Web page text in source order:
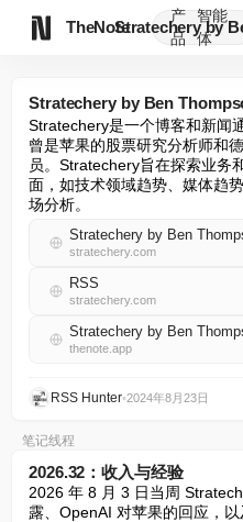
TheNote
产
品
智能
体
Stratechery by Ben
Stratechery是一个博客和新闻
曾是苹果的股票研究分析师和
员。Stratechery旨在探索业务
面，如技术领域趋势、媒体趋
场分析。
Stratechery by Ben
stratechery.com
RSS
stratechery.com
Stratechery by Ben
thenote.app
RSS Hunter•2024年8月23日
笔记线程
2026.32：收入与经验
2026 年 8 月 3 日当周
露、OpenAI 对苹果的回应，以